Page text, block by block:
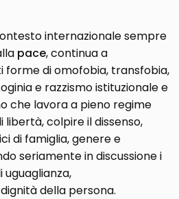
internazionale sempre
pace, continua a
di omofobia, transfobia,
e razzismo istituzionale e
che lavora a pieno regime
colpire il dissenso,
di famiglia, genere e
seriamente in discussione i
della persona.